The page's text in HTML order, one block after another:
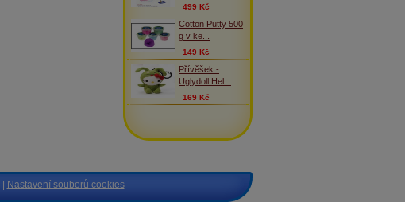
499 Kč
Cotton Putty 500
g v ke...
149 Kč
Přívěšek -
Uglydoll Hel...
169 Kč
Nastavení souborů cookies